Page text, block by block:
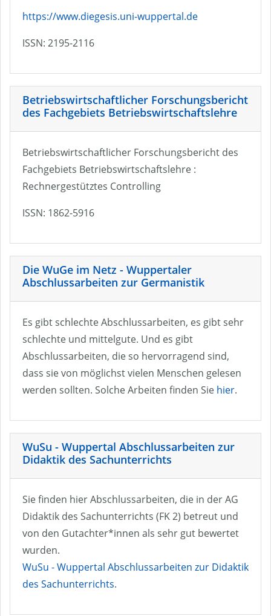
https://www.diegesis.uni-wuppertal.de
ISSN: 2195-2116
Betriebswirtschaftlicher Forschungsbericht
des Fachgebiets Betriebswirtschaftslehre
Betriebswirtschaftlicher Forschungsbericht des
Fachgebiets Betriebswirtschaftslehre :
Rechnergestütztes Controlling
ISSN: 1862-5916
Die WuGe im Netz - Wuppertaler
Abschlussarbeiten zur Germanistik
Es gibt schlechte Abschlussarbeiten, es gibt sehr
schlechte und mittelgute. Und es gibt
Abschlussarbeiten, die so hervorragend sind,
dass sie von möglichst vielen Menschen gelesen
werden sollten. Solche Arbeiten finden Sie hier.
WuSu - Wuppertal Abschlussarbeiten zur
Didaktik des Sachunterrichts
Sie finden hier Abschlussarbeiten, die in der AG
Didaktik des Sachunterrichts (FK 2) betreut und
von den Gutachter*innen als sehr gut bewertet
wurden.
WuSu - Wuppertal Abschlussarbeiten zur Didaktik
des Sachunterrichts.